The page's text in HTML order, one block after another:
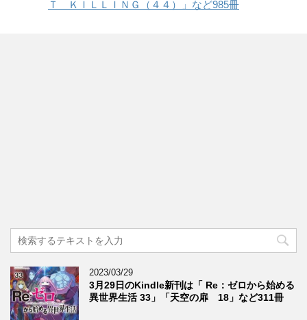
Ｔ ＫＩＬＬＩＮＧ（４４）」など985冊
2023/03/29
3月29日のKindle新刊は「 Re：ゼロから始める
異世界生活 33」「天空の扉 18」など311冊